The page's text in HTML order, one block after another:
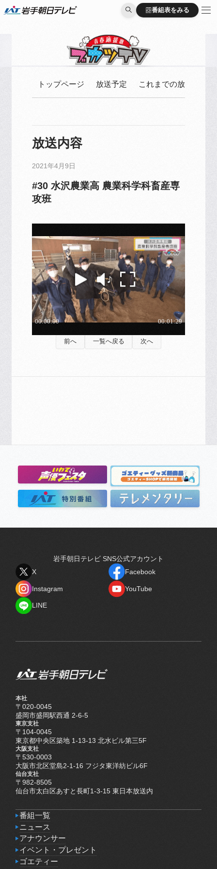
番組表をみる
番組表をみる
トップページ 放送予定 これまでの放送
放送内容
2021年4月9日
#30 水沢農業高 農業科学科畜産専
攻班
前へ 一覧へ戻る 次へ
岩手朝日テレビ SNS公式アカウント
X
Facebook
Instagram
YouTube
LINE
本社
〒020-0045
盛岡市盛岡駅西通 2-6-5
東京支社
〒104-0045
東京都中央区築地 1-13-13 北水ビル第三5F
大阪支社
〒530-0003
大阪市北区堂島2-1-16 フジタ東洋紡ビル6F
仙台支社
〒982-8505
仙台市太白区あすと長町1-3-15 東日本放送内
番組一覧
番組一覧
ニュース
ニュース
アナウンサー
アナウンサー
イベント・プレゼント
イベント・プレゼント
ゴエティー